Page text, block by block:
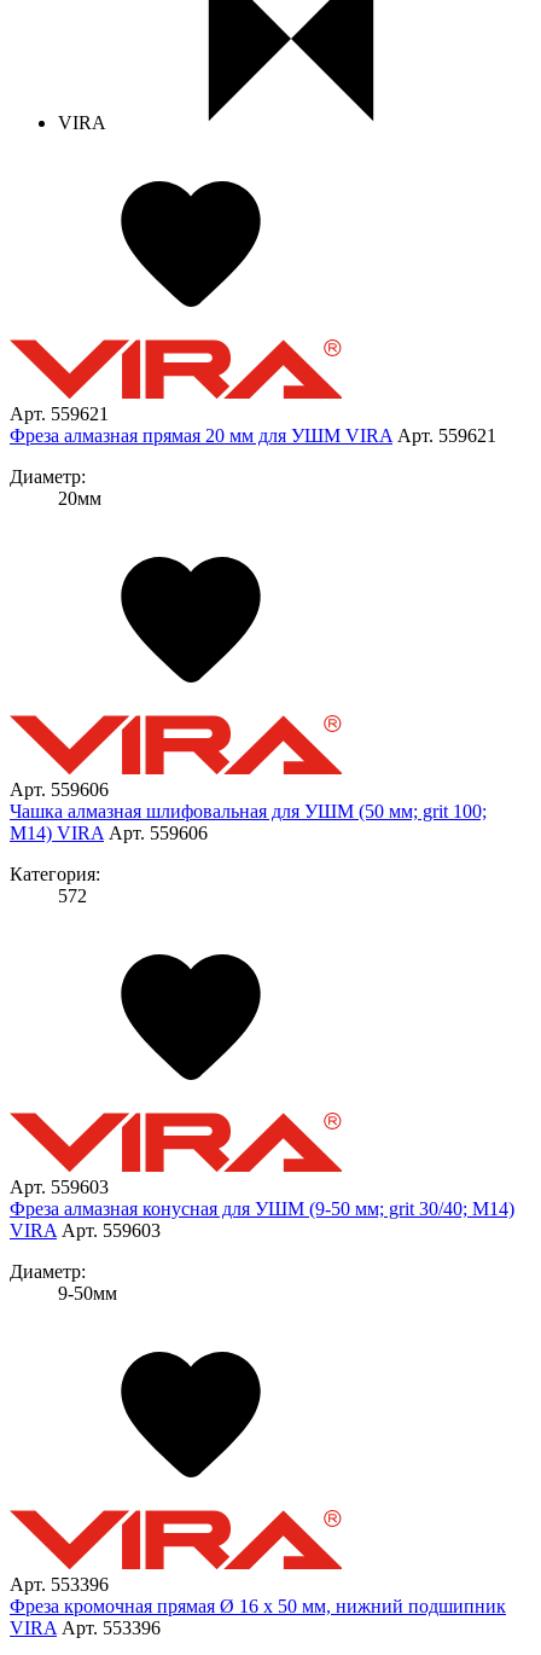
VIRA
Арт. 559621
Фреза алмазная прямая 20 мм для УШМ VIRA Арт. 559621
Диаметр:
20мм
Арт. 559606
Чашка алмазная шлифовальная для УШМ (50 мм; grit 100;
М14) VIRA Арт. 559606
Категория:
572
Арт. 559603
Фреза алмазная конусная для УШМ (9-50 мм; grit 30/40; М14)
VIRA Арт. 559603
Диаметр:
9-50мм
Арт. 553396
Фреза кромочная прямая Ø 16 х 50 мм, нижний подшипник
VIRA Арт. 553396